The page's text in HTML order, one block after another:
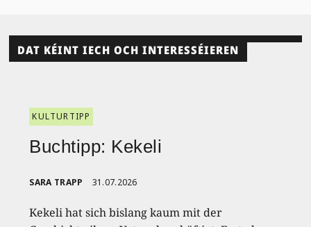
DAT KÉINT IECH OCH INTERESSÉIEREN
KULTURTIPP
Buchtipp: Kekeli
SARA TRAPP 31.07.2026
Kekeli hat sich bislang kaum mit der